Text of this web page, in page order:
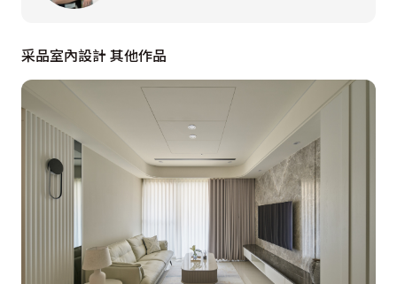
采品室內設計 其他作品